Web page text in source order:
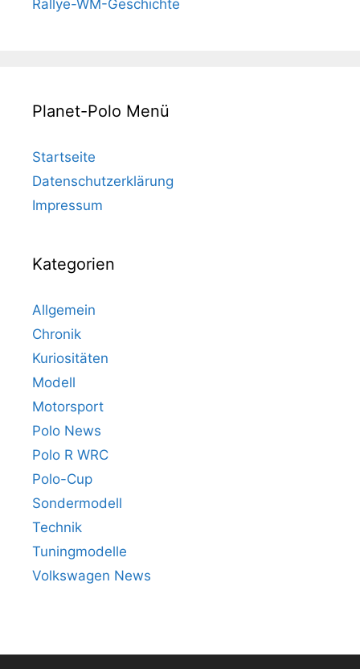
Rallye-WM-Geschichte
Planet-Polo Menü
Startseite
Datenschutzerklärung
Impressum
Kategorien
Allgemein
Chronik
Kuriositäten
Modell
Motorsport
Polo News
Polo R WRC
Polo-Cup
Sondermodell
Technik
Tuningmodelle
Volkswagen News